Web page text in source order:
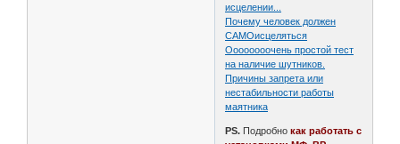
исцелении...
Почему человек должен
САМОисцеляться
Оооооооочень простой тест
на наличие шутников.
Причины запрета или
нестабильности работы
маятника
PS. Подробнокак работать с